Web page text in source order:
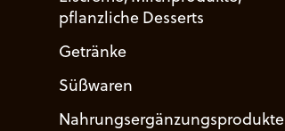
pflanzliche Desserts
Getränke
Süßwaren
Nahrungsergänzungsprodukte